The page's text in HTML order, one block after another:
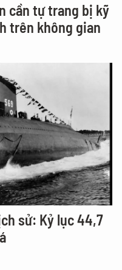
cần tự trang bị kỹ
trên không gian
sử: Kỷ lục 44,7